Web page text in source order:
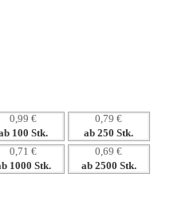
stärkt:
tägliche Nutzung
für maximale Sichtbarkeit
nützliche, haptische
0,99 €
100 Stk.
0,79 €
ab 250 Stk.
0,71 €
1000 Stk.
0,69 €
ab 2500 Stk.